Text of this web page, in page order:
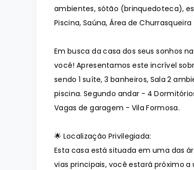
ambientes, sótão (brinquedoteca),
Piscina, Saúna, Área de
Em busca da casa dos seus sonhos
você! Apresentamos este incrível
sendo 1 suíte, 3 banheiros, Sala 2
piscina. Segundo andar - 4
Vagas de garagem - Vila Formosa.
🌟 Localização Privilegiada:
Esta casa está situada em uma das
vias principais, você estará próximo